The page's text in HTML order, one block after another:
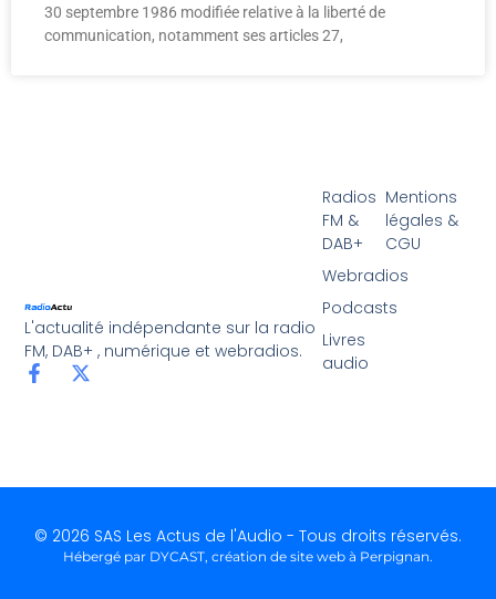
30 septembre 1986 modifiée relative à la liberté de
communication, notamment ses articles 27,
L'actualité indépendante sur la radio
FM, DAB+ , numérique et webradios.
Radios
FM &
DAB+
Webradios
Podcasts
Livres
audio
Mentions
légales &
CGU
© 2026 SAS Les Actus de l'Audio - Tous droits réservés.
Hébergé par DYCAST, création de site web à Perpignan.